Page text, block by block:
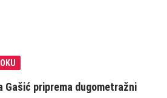
Gašić priprema dugometražni